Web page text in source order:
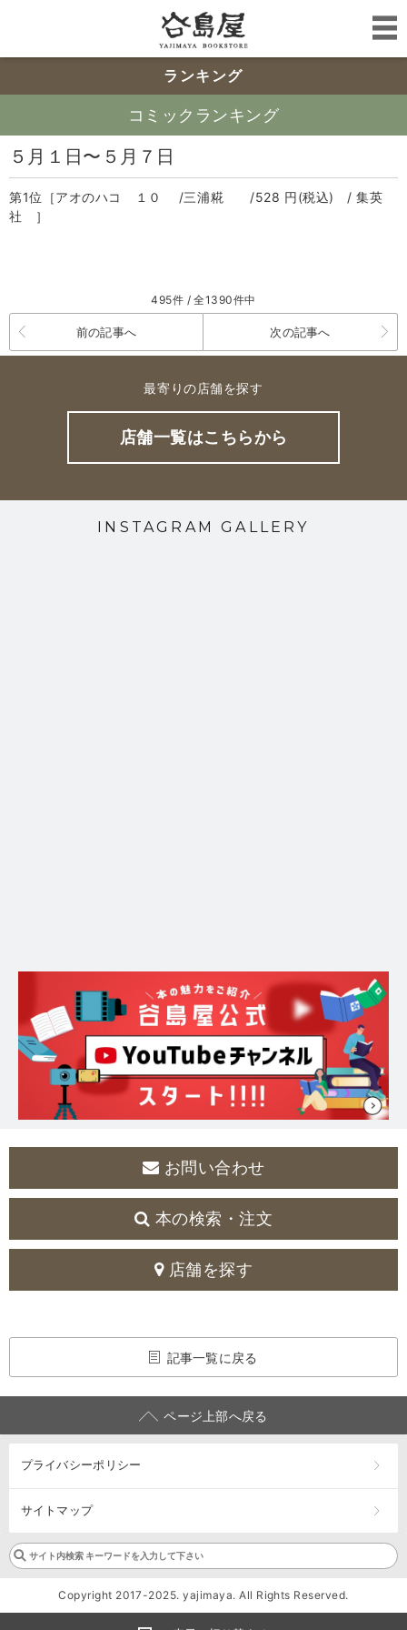
ランキング
コミックランキング
５月１日〜５月７日
第1位［アオのハコ １０ /三浦糀 /528 円(税込) / 集英
社 ］
495件 / 全1390件中
前の記事へ 次の記事へ
最寄りの店舗を探す
店舗一覧はこちらから
INSTAGRAM GALLERY
お問い合わせ
本の検索・注文
店舗を探す
記事一覧に戻る
ページ上部へ戻る
プライバシーポリシー
サイトマップ
Copyright 2017-2025. yajimaya. All Rights Reserved.